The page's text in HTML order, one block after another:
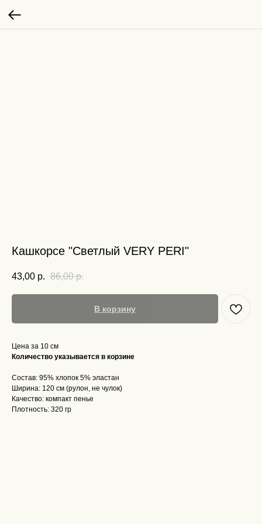
Кашкорсе "Светлый VERY PERI"
43,00 р. 86,00 р.
В корзину
Цена за 10 см
Количество указывается в корзине
Состав: 95% хлопок 5% эластан
Ширина: 120 см (рулон, не чулок)
Качество: компакт пенье
Плотность: 320 гр